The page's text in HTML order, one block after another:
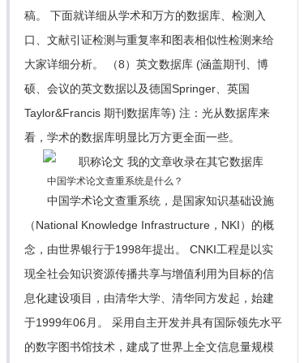
稿。 下面就详细从学术和万方的数据库、检测入
口、文献引证检测与重复率和图表相似性检测来给
大家详细分析。 （8）英文数据库 (涵盖期刊、博
硕、会议的英文数据以及德国Springer、英国
Taylor&Francis 期刊数据库等) 注：光从数据库来
看，学术的数据库明显比万方更全面一些。
中国学术论文查重系统是什么？
中国学术论文查重系统，是国家知识基础设施
（National Knowledge Infrastructure，NKI）的概
念，由世界银行于1998年提出。 CNKI工程是以实
现全社会知识资源传播共享与增值利用为目标的信
息化建设项目，由清华大学、清华同方发起，始建
于1999年06月。 采用自主开发并具有国际领先水平
的数字图书馆技术，建成了世界上全文信息量规模